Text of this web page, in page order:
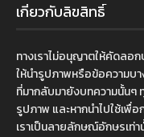
เกี่ยวกับลิขสิทธิ์
ทางเราไม่อนุญาตให้คัดลอ
ให้นำรูปภาพหรือข้อความบ
ที่มากลับมายังบทความนั้นๆ
รูปภาพ และหากนำไปใช้เพื่
เราเป็นลายลักษณ์อักษรเท่า